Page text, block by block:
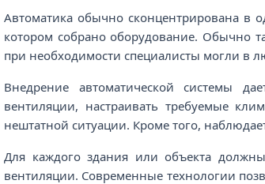
Автоматика обычно сконцентрирована
котором собрано оборудование. Обычно
при необходимости специалисты могли в
Внедрение автоматической системы
вентиляции, настраивать требуемые
нештатной ситуации. Кроме того,
Для каждого здания или объекта
вентиляции. Современные технологии